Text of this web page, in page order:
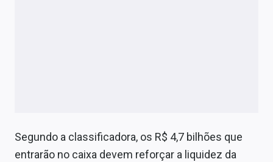
Contato
Segundo a classificadora, os R$ 4,7 bilhões que
entrarão no caixa devem reforçar a liquidez da